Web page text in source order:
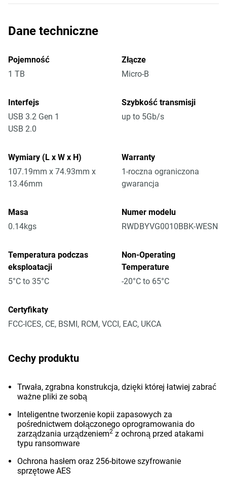
Dane techniczne
Pojemność
1 TB
Złącze
Micro-B
Interfejs
USB 3.2 Gen 1
USB 2.0
Szybkość transmisji
up to 5Gb/s
Wymiary (L x W x H)
107.19mm x 74.93mm x
13.46mm
Warranty
1-roczna ograniczona
gwarancja
Masa
0.14kgs
Numer modelu
RWDBYVG0010BBK-WESN
Temperatura podczas
eksploatacji
5°C to 35°C
Non-Operating
Temperature
-20°C to 65°C
Certyfikaty
FCC-ICES, CE, BSMI, RCM, VCCI, EAC, UKCA
Cechy produktu
Trwała, zgrabna konstrukcja, dzięki której łatwiej zabrać
ważne pliki ze sobą
Inteligentne tworzenie kopii zapasowych za
pośrednictwem dołączonego oprogramowania do
zarządzania urządzeniem2 z ochroną przed atakami
typu ransomware
Ochrona hasłem oraz 256-bitowe szyfrowanie
sprzętowe AES